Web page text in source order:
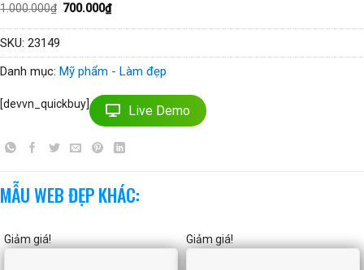
1.000.000₫ Giá
là:
700.000₫Giá
hiện
tại
SKU: 23149
Danh mục: Mỹ phẩm - Làm đẹp
[devvn_quickbuy] Live Demo
MẪU WEB ĐẸP KHÁC:
Giảm giá! Giảm giá!